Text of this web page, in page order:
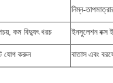
নিম্ন-
কম বিদ্যুৎ খরচ ইনসুলেশন বক্স
যোগ করুন বাতাস এবং